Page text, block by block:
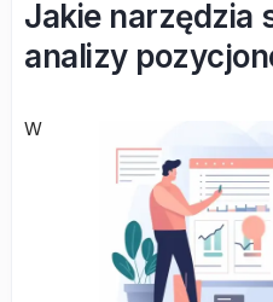
Jakie narzędzia
analizy
W